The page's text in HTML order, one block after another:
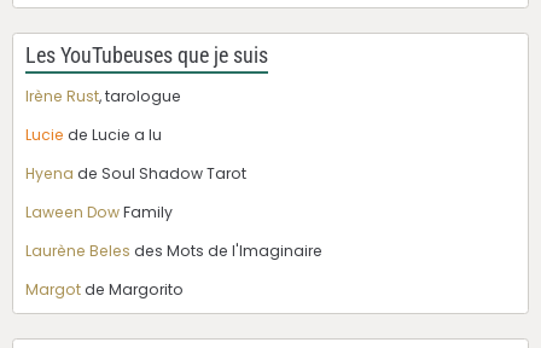
Les YouTubeuses que je suis
Irène Rust, tarologue
Lucie de Lucie a lu
Hyena de Soul Shadow Tarot
Laween DowFamily
Laurène Beles des Mots de l'Imaginaire
Margotde Margorito